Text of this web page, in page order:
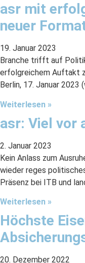
asr mit
neuer
19. Januar 2023
Branche trifft auf
erfolgreichem Auftakt
Berlin, 17. Januar 2023
Weiterlesen »
asr: Viel vor
2. Januar 2023
Kein Anlass zum
wieder reges
Präsenz bei ITB und
Weiterlesen »
Höchste
20. Dezember 2022